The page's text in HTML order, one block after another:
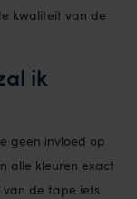
kwaliteit van de
ik
geen invloed op
alle kleuren exact
van de tape iets